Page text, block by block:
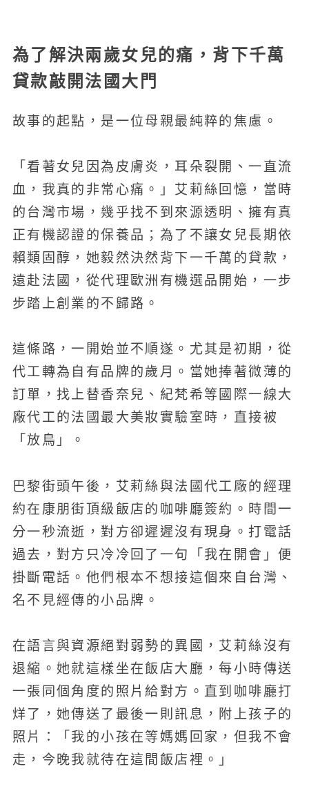
為了解決兩歲女兒的痛，背下千萬
貸款敲開法國大門
故事的起點，是一位母親最純粹的焦慮。
「看著女兒因為皮膚炎，耳朵裂開、一直流
血，我真的非常心痛。」艾莉絲回憶，當時
的台灣市場，幾乎找不到來源透明、擁有真
正有機認證的保養品；為了不讓女兒長期依
賴類固醇，她毅然決然背下一千萬的貸款，
遠赴法國，從代理歐洲有機選品開始，一步
步踏上創業的不歸路。
這條路，一開始並不順遂。尤其是初期，從
代工轉為自有品牌的歲月。當她捧著微薄的
訂單，找上替香奈兒、紀梵希等國際一線大
廠代工的法國最大美妝實驗室時，直接被
「放鳥」。
巴黎街頭午後，艾莉絲與法國代工廠的經理
約在康朋街頂級飯店的咖啡廳簽約。時間一
分一秒流逝，對方卻遲遲沒有現身。打電話
過去，對方只冷冷回了一句「我在開會」便
掛斷電話。他們根本不想接這個來自台灣、
名不見經傳的小品牌。
在語言與資源絕對弱勢的異國，艾莉絲沒有
退縮。她就這樣坐在飯店大廳，每小時傳送
一張同個角度的照片給對方。直到咖啡廳打
烊了，她傳送了最後一則訊息，附上孩子的
照片：「我的小孩在等媽媽回家，但我不會
走，今晚我就待在這間飯店裡。」